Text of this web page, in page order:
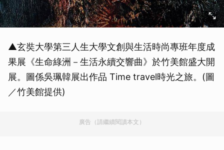
▲玄奘大學第三人生大學文創與生活時尚專班年度成
果展《生命綠洲－生活永續交響曲》於竹美館盛大開
展。圖係吳珮韓展出作品 Time travel時光之旅。(圖
／竹美館提供)
廣告（請繼續閱讀本文）